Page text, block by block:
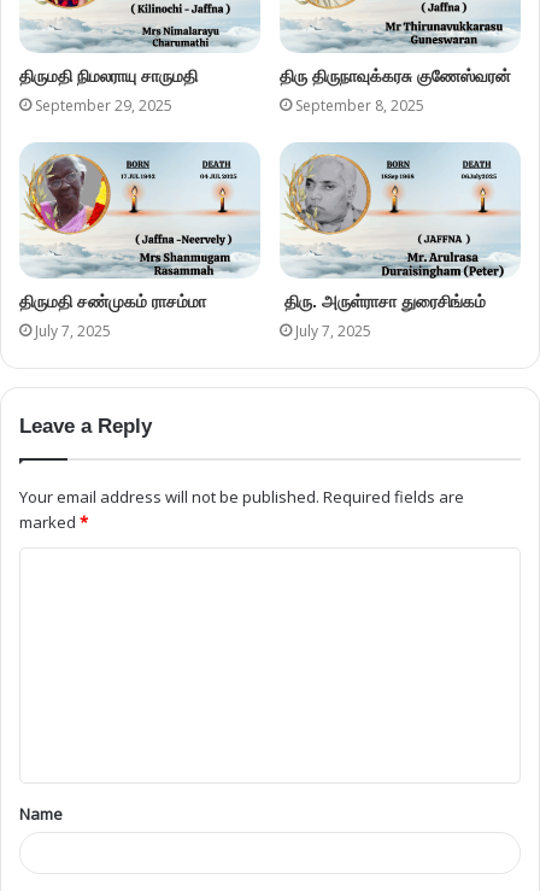
திருமதி நிமலராயு சாருமதி
September 29, 2025
திரு திருநாவுக்கரசு குணேஸ்வரன்
September 8, 2025
திருமதி சண்முகம் ராசம்மா
July 7, 2025
திரு. அருள்ராசா துரைசிங்கம்
July 7, 2025
Leave a Reply
Your email address will not be published. Required fields are
marked *
Name